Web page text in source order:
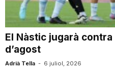
a
El Nàstic jugarà contra
d’agost
Adrià Tella - 6 juliol, 2026